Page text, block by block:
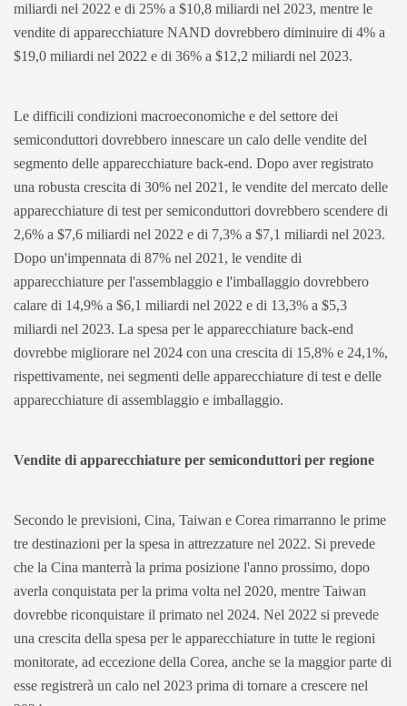
miliardi nel 2022 e di 25% a $10,8 miliardi nel 2023, mentre le
vendite di apparecchiature NAND dovrebbero diminuire di 4% a
$19,0 miliardi nel 2022 e di 36% a $12,2 miliardi nel 2023.
Le difficili condizioni macroeconomiche e del settore dei
semiconduttori dovrebbero innescare un calo delle vendite del
segmento delle apparecchiature back-end. Dopo aver registrato
una robusta crescita di 30% nel 2021, le vendite del mercato delle
apparecchiature di test per semiconduttori dovrebbero scendere di
2,6% a $7,6 miliardi nel 2022 e di 7,3% a $7,1 miliardi nel 2023.
Dopo un'impennata di 87% nel 2021, le vendite di
apparecchiature per l'assemblaggio e l'imballaggio dovrebbero
calare di 14,9% a $6,1 miliardi nel 2022 e di 13,3% a $5,3
miliardi nel 2023. La spesa per le apparecchiature back-end
dovrebbe migliorare nel 2024 con una crescita di 15,8% e 24,1%,
rispettivamente, nei segmenti delle apparecchiature di test e delle
apparecchiature di assemblaggio e imballaggio.
Vendite di apparecchiature per semiconduttori per regione
Secondo le previsioni, Cina, Taiwan e Corea rimarranno le prime
tre destinazioni per la spesa in attrezzature nel 2022. Si prevede
che la Cina manterrà la prima posizione l'anno prossimo, dopo
averla conquistata per la prima volta nel 2020, mentre Taiwan
dovrebbe riconquistare il primato nel 2024. Nel 2022 si prevede
una crescita della spesa per le apparecchiature in tutte le regioni
monitorate, ad eccezione della Corea, anche se la maggior parte di
esse registrerà un calo nel 2023 prima di tornare a crescere nel